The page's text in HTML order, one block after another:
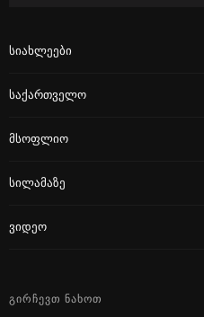
Სიახლეები
Საქართველო
Მსოფლიო
Სილამაზე
Ვიდეო
ᲒᲘᲠᲩᲔᲕᲗ ᲜᲐᲮᲝᲗ